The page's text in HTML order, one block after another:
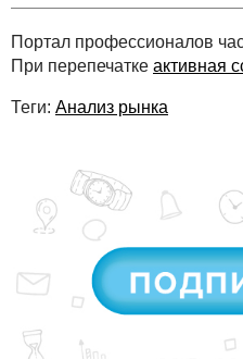
Портал профессионалов
При перепечатке активная
Теги: Анализ рынка